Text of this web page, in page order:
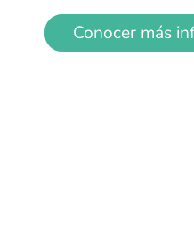
Conocer más